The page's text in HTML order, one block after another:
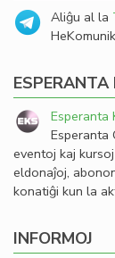
Aliĝu al la
ESPERANTA
Esperanta
eventoj kaj
eldonaĵoj,
konatiĝi kun la
INFORMOJ